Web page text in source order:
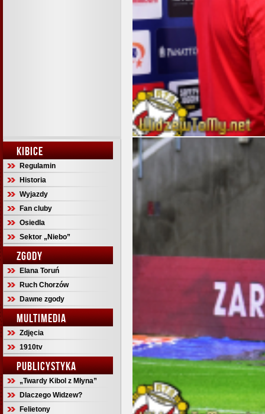
KIBICE
Regulamin
Historia
Wyjazdy
Fan cluby
Osiedla
Sektor „Niebo”
ZGODY
Elana Toruń
Ruch Chorzów
Dawne zgody
MULTIMEDIA
Zdjęcia
1910tv
PUBLICYSTYKA
„Twardy Kibol z Młyna”
Dlaczego Widzew?
Felietony